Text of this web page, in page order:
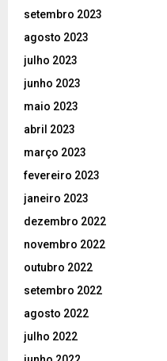
setembro 2023
agosto 2023
julho 2023
junho 2023
maio 2023
abril 2023
março 2023
fevereiro 2023
janeiro 2023
dezembro 2022
novembro 2022
outubro 2022
setembro 2022
agosto 2022
julho 2022